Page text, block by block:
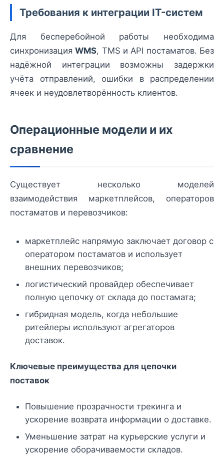
Требования к интеграции IT-систем
Для бесперебойной работы необходима
синхронизацияWMS, TMS и API постаматов. Без
надёжной интеграции возможны задержки
учёта отправлений, ошибки в распределении
ячеек и неудовлетворённость клиентов.
Операционные модели и их
сравнение
Существует несколько моделей
взаимодействия маркетплейсов, операторов
постаматов и перевозчиков:
маркетплейс напрямую заключает договор с
оператором постаматов и использует
внешних перевозчиков;
логистический провайдер обеспечивает
полную цепочку от склада до постамата;
гибридная модель, когда небольшие
ритейлеры используют агрегаторов
доставок.
Ключевые преимущества для цепочки
поставок
Повышение прозрачности трекинга и
ускорение возврата информации о доставке.
Уменьшение затрат на курьерские услуги и
ускорение оборачиваемости складов.